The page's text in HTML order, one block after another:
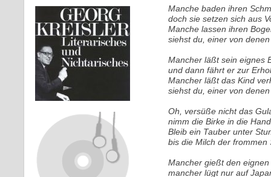
Manche baden ihren
doch sie setzen sich aus
Manche lassen ihren
siehst du, einer von
Mancher läßt sein eignes
und dann fährt er zur
Mancher läßt das Kind
siehst du, einer von
Oh, versüße nicht das
nimm die Birke in die
Bleib ein Tauber unter
bis die Milch der frommen
Mancher gießt den
mancher lügt nur auf